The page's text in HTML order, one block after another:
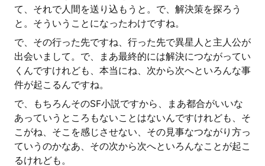
て、それで人間を送り込もうと。で、解決策を探ろう
と。そういうことになったわけですね。
で、その行った先ですね、行った先で異星人と主人公が
出会いまして。で、まあ最終的には解決につながってい
くんですけれども、本当にね、次から次へといろんな事
件が起こるんですね。
で、もちろんそのSF小説ですから、まあ都合がいいな
あっていうところもないことはないんですけれども、そ
こがね、そこを感じさせない、その見事なつながり方っ
ていうのかなあ、その次から次へといろんなことが起こ
るけれども。